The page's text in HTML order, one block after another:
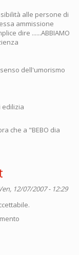
alle persone di
ammissione
dire ......ABBIAMO
dell'umorismo
edilizia
che a "BEBO dia
12/07/2007 - 12:29